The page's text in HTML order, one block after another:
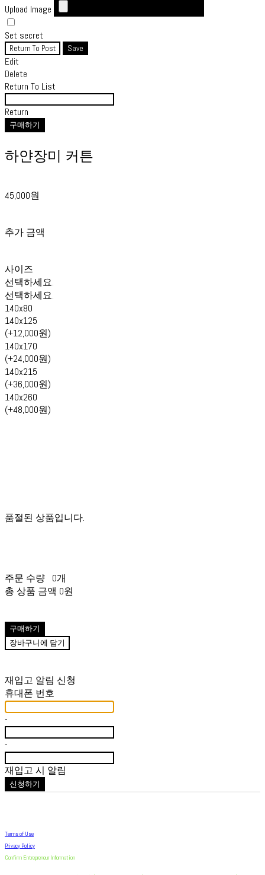
Upload Image
Set secret
Return To Post Save
Edit
Delete
Return To List
Return
구매하기
하얀장미 커튼
45,000원
추가 금액
사이즈
선택하세요.
선택하세요.
140x80
140x125
(+12,000원)
140x170
(+24,000원)
140x215
(+36,000원)
140x260
(+48,000원)
품절된 상품입니다.
주문 수량
0개
총 상품 금액 0원
구매하기
장바구니에 담기
재입고 알림 신청
휴대폰 번호
-
-
재입고 시 알림
신청하기
Terms of Use
Privacy Policy
Confirm Entrepreneur Information